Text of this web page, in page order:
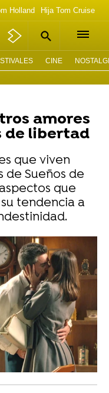
Holland Hija Tom Cruise
CINE
amores
de libertad
que viven
de Sueños de
que
tendencia a